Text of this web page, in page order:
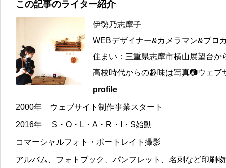
この記事のライター紹介
伊勢乃志摩子
WEBデザイナー&カメラマン&ブロ
住まい：三重県志摩市横山展望台か
高校時代からの趣味は写真📷ウェブ
profile
2000年 ウェブサイト制作事業スタート
2016年 S・O・L・A・R・I・S始動
コマーシャルフォト・ポートレイト撮影
アルバム、フォトブック、パンフレット、名刺など印刷